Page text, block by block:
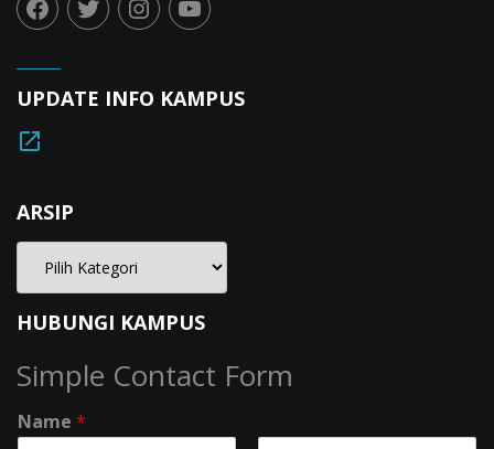
UPDATE INFO KAMPUS
ARSIP
HUBUNGI KAMPUS
Simple Contact Form
Name *